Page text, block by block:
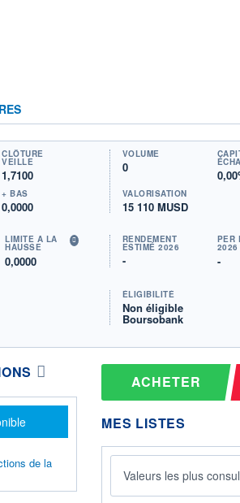
CLÔTURE
VEILLE
1,7100
+ BAS
0,0000
VOLUME
0
VALORISATION
15 110 MUSD
LIMITE À LA
HAUSSE
0,0000
RENDEMENT
ESTIMÉ 2026
-
PER
2026
-
ÉLIGIBILITÉ
Non éligible
Boursobank
de la
ACHETER
MES LISTES
Valeurs les plus